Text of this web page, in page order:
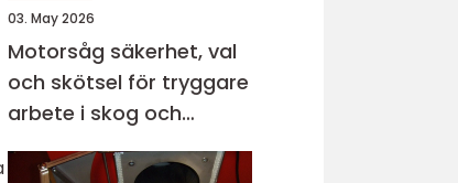
03. May 2026
Motorsåg säkerhet, val
och skötsel för tryggare
arbete i skog och
trädgård